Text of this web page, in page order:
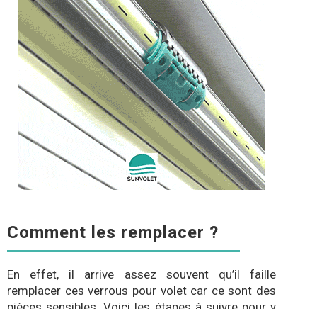
Comment les remplacer ?
En effet, il arrive assez souvent qu’il faille
remplacer ces verrous pour volet car ce sont des